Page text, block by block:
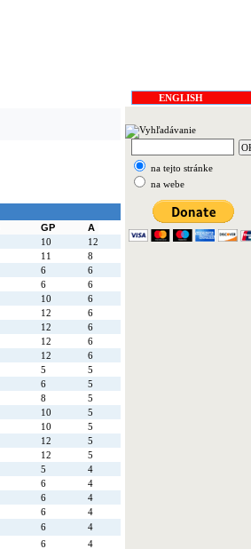
ENGLISH
GP
A
10
12
11
8
6
6
6
6
10
6
12
6
12
6
12
6
12
6
5
5
6
5
8
5
10
5
10
5
12
5
12
5
5
4
6
4
6
4
6
4
6
4
6
4
na tejto stránke
na webe